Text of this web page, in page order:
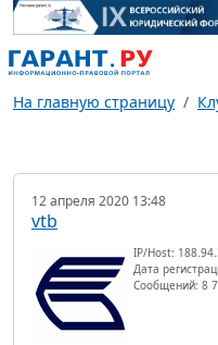
На главную страницу
12 апреля 2020 13:48
vtb
IP/Host:
Дата
Сообщений: 8